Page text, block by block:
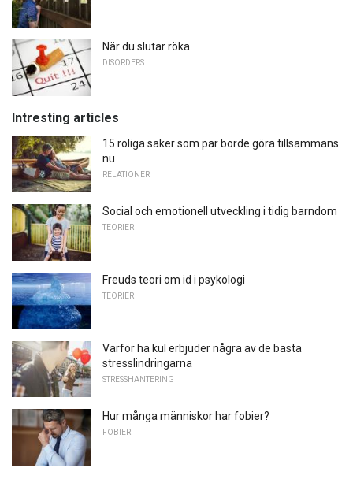
När du slutar röka
DISORDERS
Intresting articles
15 roliga saker som par borde göra tillsammans
nu
RELATIONER
Social och emotionell utveckling i tidig barndom
TEORIER
Freuds teori om id i psykologi
TEORIER
Varför ha kul erbjuder några av de bästa
stresslindringarna
STRESSHANTERING
Hur många människor har fobier?
FOBIER